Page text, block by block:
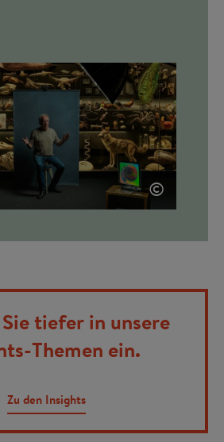
©
tiefer in unsere
Themen ein.
Zu den Insights